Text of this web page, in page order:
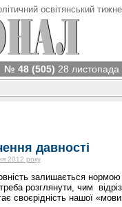
освітянський
№ 48 (505) 28
давності
2012 року
залишається
розглянути, чим
своє­рідність нашої